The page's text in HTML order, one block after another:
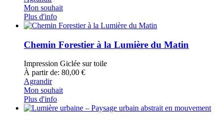
Mon souhait
Plus d'info
Chemin Forestier à la Lumière du Matin
Impression Giclée sur toile
À partir de: 80,00 €
Agrandir
Mon souhait
Plus d'info